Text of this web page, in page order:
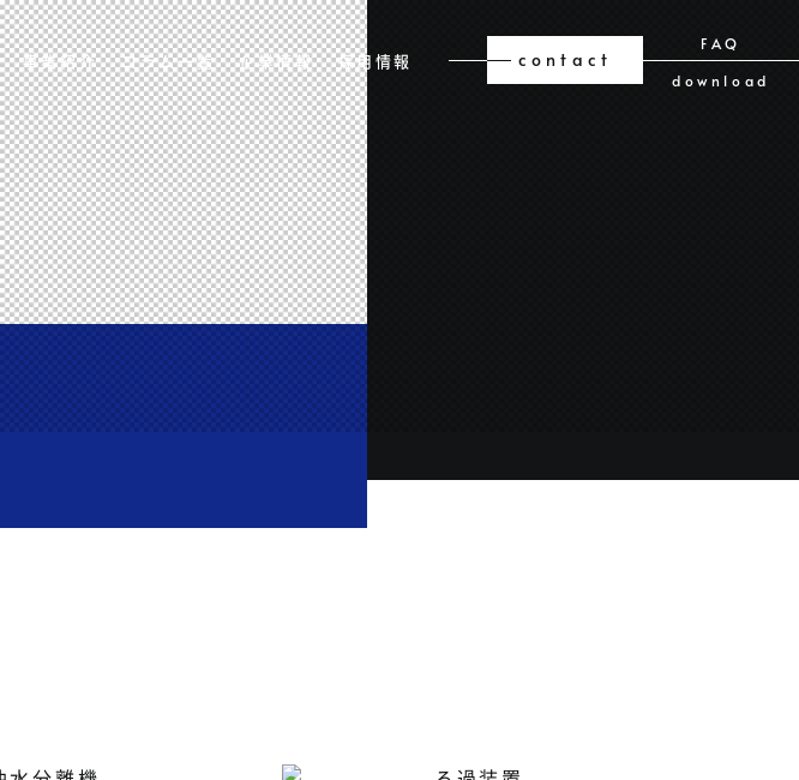
事業紹介 コラム一覧 企業情報 採用情報 contact
FAQ
download